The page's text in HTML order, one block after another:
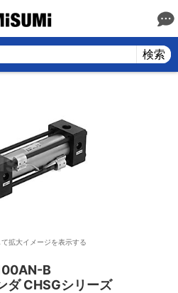
検索
拡大イメージを表示する
B
ダ CHSGシリーズ